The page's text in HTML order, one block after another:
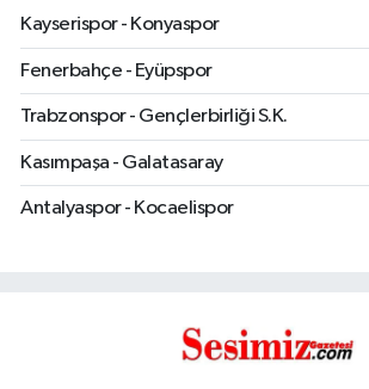
Kayserispor - Konyaspor
Fenerbahçe - Eyüpspor
Trabzonspor - Gençlerbirliği S.K.
Kasımpaşa - Galatasaray
Antalyaspor - Kocaelispor